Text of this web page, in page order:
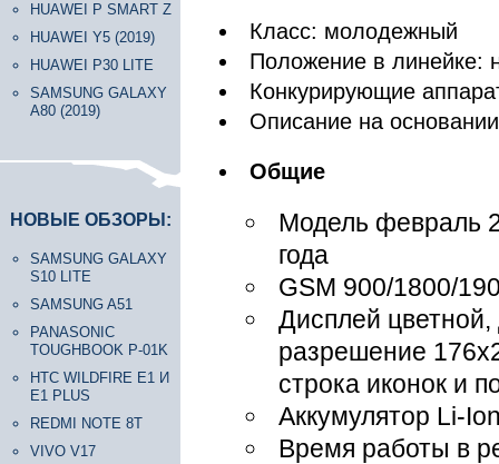
HUAWEI P SMART Z
HUAWEI Y5 (2019)
HUAWEI P30 LITE
SAMSUNG GALAXY
A80 (2019)
НОВЫЕ ОБЗОРЫ:
SAMSUNG GALAXY
S10 LITE
SAMSUNG A51
PANASONIC
TOUGHBOOK P-01K
HTC WILDFIRE E1 И
E1 PLUS
REDMI NOTE 8T
VIVO V17
Класс: молодежный
Положение в линейке:
Конкурирующие
Описание на
Общие
Модель февраль
года
GSM 900/1800/
Дисплей
разрешение
строка иконок и
Аккумулятор Li-
Время работы в